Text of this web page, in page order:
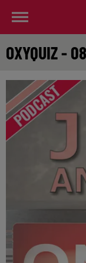
OXYQUIZ -